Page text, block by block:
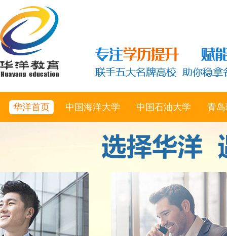
华洋首页 中国海洋大学 中国石油大学 青